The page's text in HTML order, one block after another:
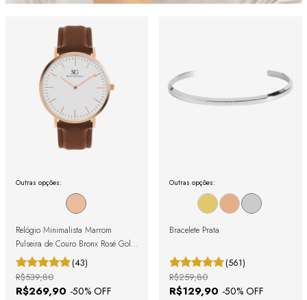
Outras opções:
Relógio Minimalista Marrom
Pulseira de Couro Bronx Rosé Gold
40mm
(43)
R$269,90 -50% OFF
R$539,80
Outras opções:
Bracelete Prata
(561)
R$129,90 -50% OFF
R$259,80